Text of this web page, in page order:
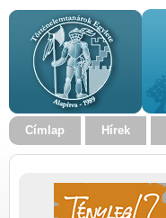
Címlap Hírek